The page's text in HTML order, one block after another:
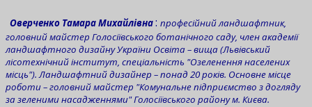
Оверченко Тамара Михайлівна: професійний ландшафтник,
головний майстер Голосіївського ботанічного саду, член академії
ландшафтного дизайну України Освіта – вища (Львівський
лісотехнічний інститут, спеціальність "Озеленення населених
місць"). Ландшафтний дизайнер – понад 20 років. Основне місце
роботи – головний майстер "Комунальне підприємство з догляду
за зеленими насадженнями" Голосіївського району м. Києва.